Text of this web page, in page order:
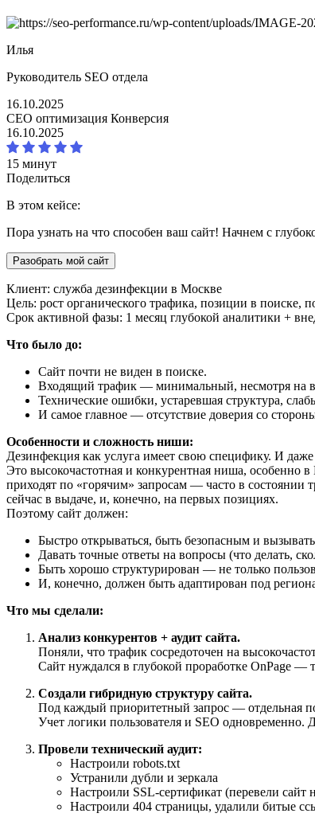
Илья
Руководитель SEO отдела
16.10.2025
СЕО оптимизация Конверсия
16.10.2025
15 минут
Поделиться
В этом кейсе:
Пора узнать на что способен ваш сайт! Начнем с
Разобрать мой сайт
Клиент: служба дезинфекции в Москве
Цель: рост органического трафика, позиции в поиске,
Срок активной фазы: 1 месяц глубокой аналитики +
Что было до:
Сайт почти не виден в поиске.
Входящий трафик — минимальный, несмотря на
Технические ошибки, устаревшая структура,
И самое главное — отсутствие доверия со
Особенности и сложность ниши:
Дезинфекция как услуга имеет свою специфику. И даже
Это высокочастотная и конкурентная ниша,
приходят по «горячим» запросам — часто в состоянии
сейчас в выдаче, и, конечно, на первых позициях.
Поэтому сайт должен:
Быстро открываться, быть безопасным и
Давать точные ответы на вопросы (что делать,
Быть хорошо структурирован — не только
И, конечно, должен быть адаптирован под
Что мы сделали:
Анализ конкурентов + аудит сайта.
Поняли, что трафик сосредоточен на
Сайт нуждался в глубокой проработке OnPage —
Создали гибридную структуру сайта.
Под каждый приоритетный запрос — отдельная
Учет логики пользователя и SEO
Провели технический аудит:
Настроили robots.txt
Устранили дубли и зеркала
Настроили SSL-сертификат (перевели сайт
Настроили 404 страницы, удалили битые